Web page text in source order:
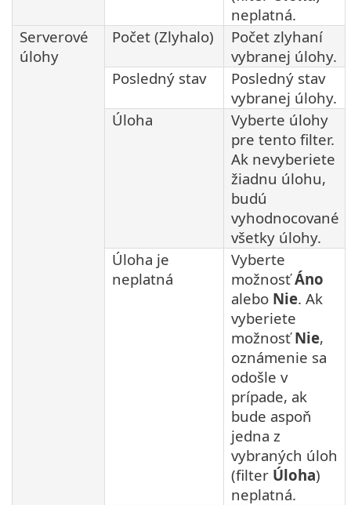
neplatná.
Serverové
úlohy
Počet (Zlyhalo)
Počet zlyhaní
vybranej úlohy.
Posledný stav
Posledný stav
vybranej úlohy.
Úloha
Vyberte úlohy
pre tento filter.
Ak nevyberiete
žiadnu úlohu,
budú
vyhodnocované
všetky úlohy.
Úloha je
neplatná
Vyberte
možnosťÁno
alebo Nie. Ak
vyberiete
možnosťNie,
oznámenie sa
odošle v
prípade, ak
bude aspoň
jedna z
vybraných úloh
(filter Úloha)
neplatná.